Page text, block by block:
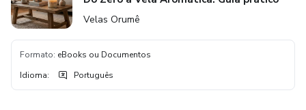
Velas Orumê
Formato: eBooks ou Documentos
Idioma: Português